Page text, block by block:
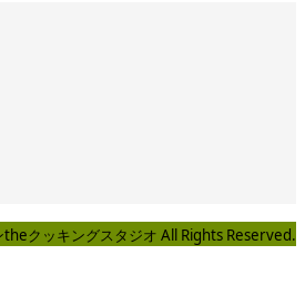
クッキングスタジオ All Rights Reserved.